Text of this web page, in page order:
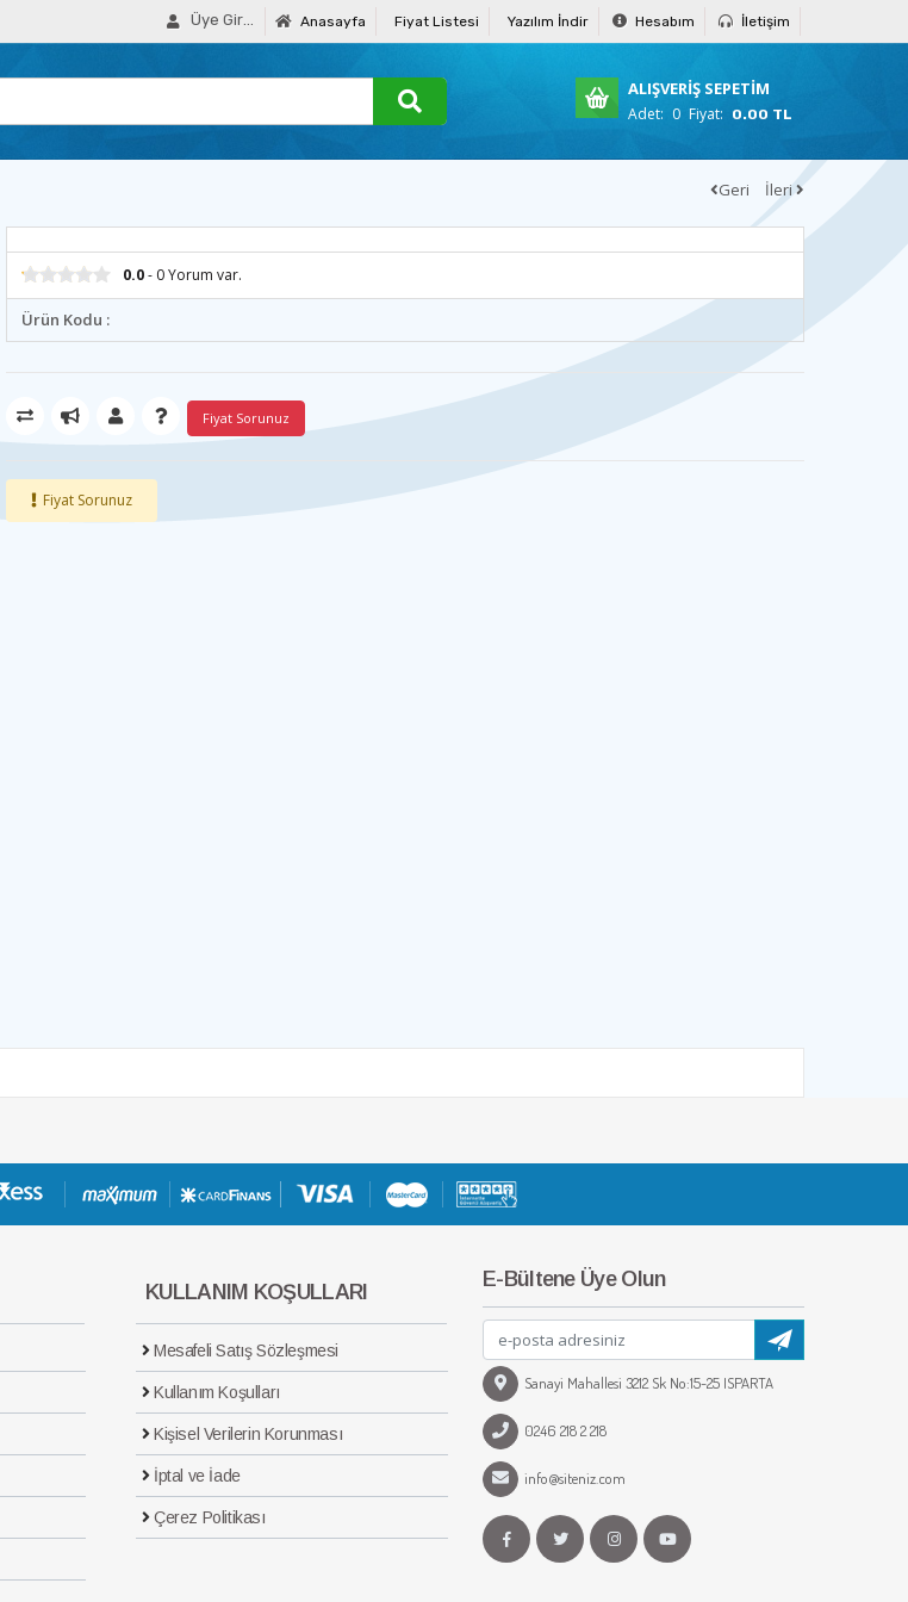
Üye Girişi Anasayfa Fiyat Listesi Yazılım İndir Hesabım İletişim
ALIŞVERİŞ SEPETİM
Adet: 0 Fiyat: 0.00 TL
Geri İleri
0.0- 0 Yorum var.
Ürün Kodu :
Fiyat Sorunuz
Fiyat Sorunuz
KULLANIM KOŞULLARI
Mesafeli Satış Sözleşmesi
Kullanım Koşulları
Kişisel Verilerin Korunması
İptal ve İade
Çerez Politikası
E-Bültene Üye Olun
Sanayi Mahallesi 3212 Sk No:15-25 ISPARTA
0246 218 2 218
info@siteniz.com